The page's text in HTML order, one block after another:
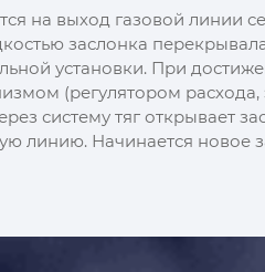
на выход газовой линии
заслонка
установки. При
(регулятором
систему тяг открывает
линию. Начинается новое